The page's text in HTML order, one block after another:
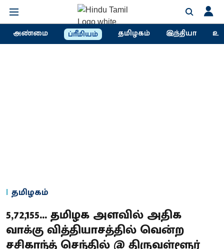
அண்மை ப்ரீமியம் தமிழகம் இந்தியா
தமிழகம்
5,72,155... தமிழக அளவில் அதிக
வாக்கு வித்தியாசத்தில் வென்ற
சசிகாந்த் செந்தில் @ திருவள்ளூர்